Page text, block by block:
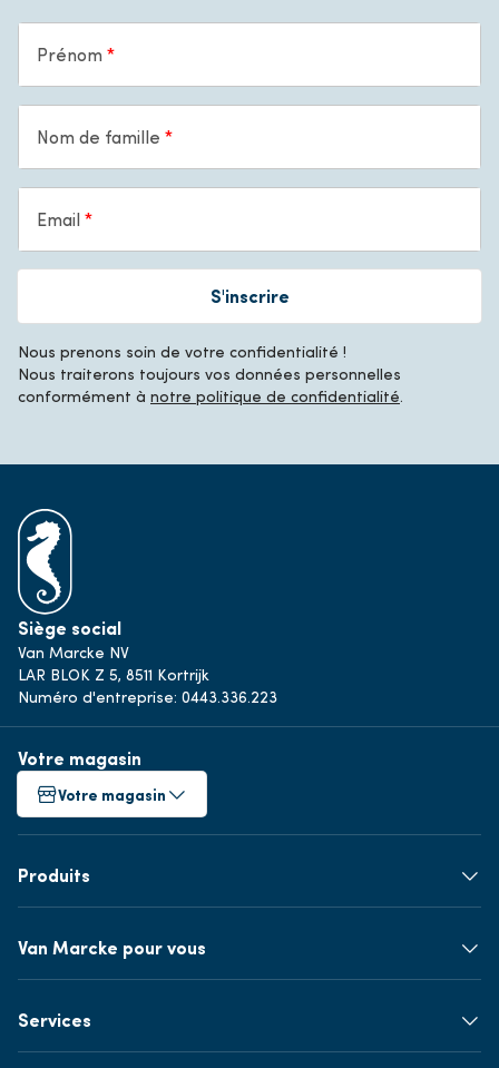
Prénom
Nom de famille
Email
S'inscrire
Nous prenons soin de votre confidentialité !
Nous traiterons toujours vos données personnelles
conformément à notre politique de confidentialité.
Siège social
Van Marcke NV
LAR BLOK Z 5, 8511 Kortrijk
Numéro d'entreprise: 0443.336.223
Votre magasin
Votre magasin
Produits
Van Marcke pour vous
Services